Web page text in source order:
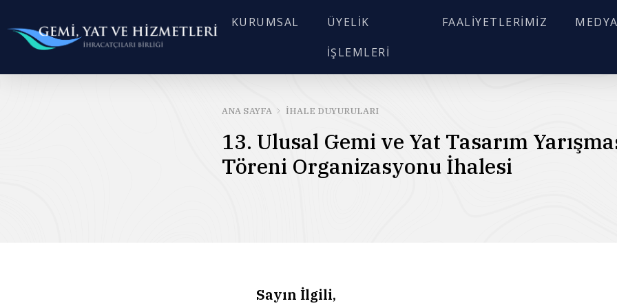
KURUMSAL
ÜYELIK
İŞLEMLERI
FAALIYETLERIMIZ
ANA SAYFA İHALE DUYURULARI
13. Ulusal Gemi ve Yat Tasarım
Töreni Organizasyonu İhalesi
Sayın İlgili,